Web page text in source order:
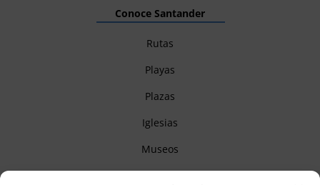
Conoce Santander
Rutas
Playas
Plazas
Iglesias
Museos
Parques